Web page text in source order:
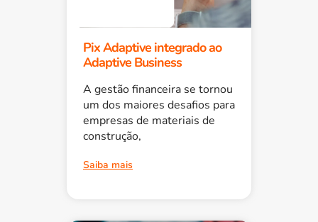
Pix Adaptive integrado ao
Adaptive Business
A gestão financeira se tornou
um dos maiores desafios para
empresas de materiais de
construção,
Saiba mais